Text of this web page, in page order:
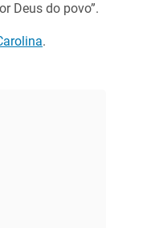
Deus do povo”.
.